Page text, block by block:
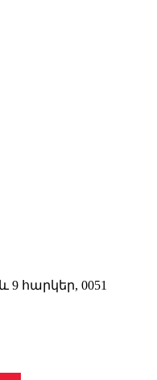
հարկեր, 0051